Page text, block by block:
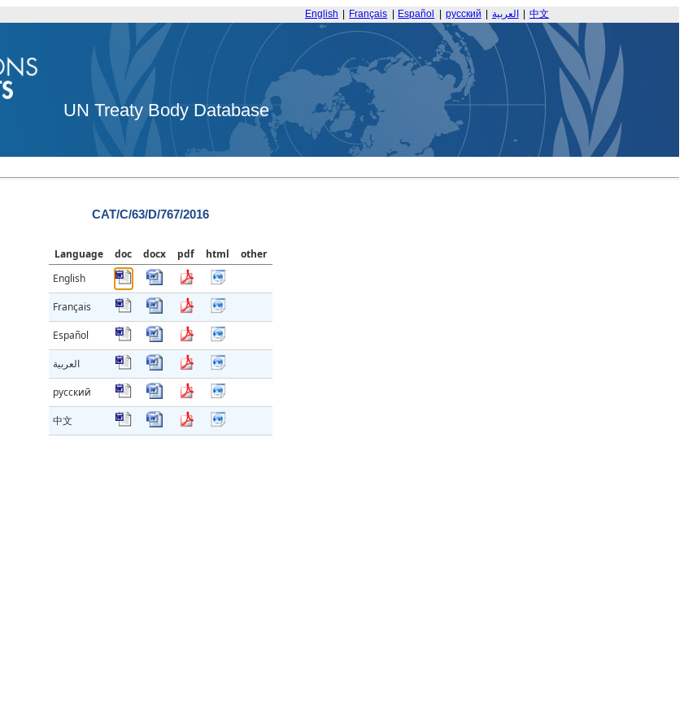
English Français Español русский العربية 中文
UN Treaty Body Database
CAT/C/63/D/767/2016
Language doc docx pdf html
other
English
Français
Español
العربية
русский
中文